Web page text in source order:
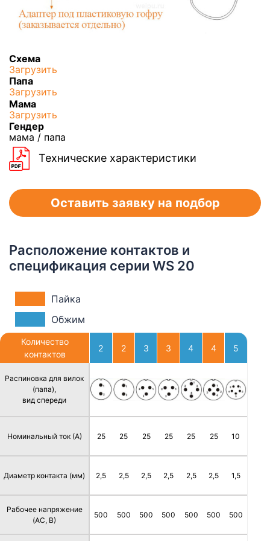
Схема
Загрузить
Папа
Загрузить
Мама
Загрузить
Гендер
мама / папа
Технические характеристики
Оставить заявку на подбор
Расположение контактов и
спецификация серии WS 20
Пайка
Обжим
Количество
контактов
Распиновка для вилок
(папа),
вид спереди
Номинальный ток (А)
Диаметр контакта (мм)
Рабочее напряжение
(AC, В)
2
25
2,5
500
2
25
2,5
500
3
25
2,5
500
3
25
2,5
500
4
25
2,5
500
4
25
2,5
500
5
10
1,5
500